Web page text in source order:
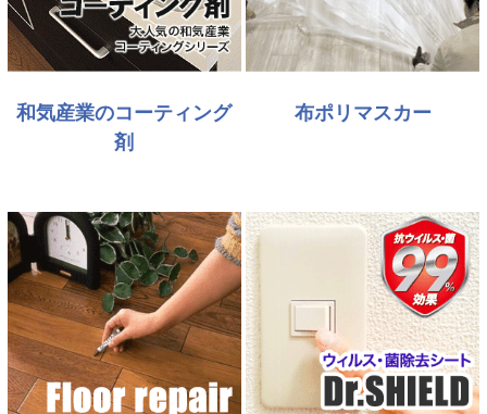
和気産業のコーティング
剤
布ポリマスカー